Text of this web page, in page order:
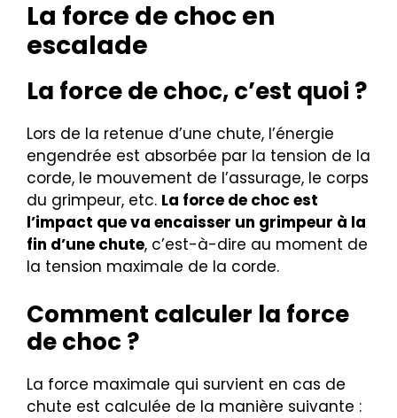
La force de choc en
escalade
La force de choc, c’est quoi ?
Lors de la retenue d’une chute, l’énergie
engendrée est absorbée par la tension de la
corde, le mouvement de l’assurage, le corps
du grimpeur, etc. La force de choc est
l’impact que va encaisser un grimpeur à la
fin d’une chute, c’est-à-dire au moment de
la tension maximale de la corde.
Comment calculer la force
de choc ?
La force maximale qui survient en cas de
chute est calculée de la manière suivante :